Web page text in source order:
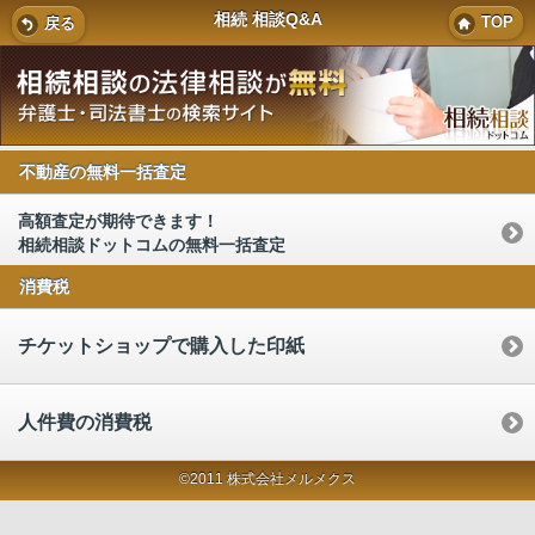
戻る 相続 相談Q&A TOP
不動産の無料一括査定
高額査定が期待できます！
相続相談ドットコムの無料一括査定
消費税
チケットショップで購入した印紙
人件費の消費税
©2011 株式会社メルメクス